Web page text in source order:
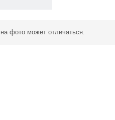
фото может отличаться.